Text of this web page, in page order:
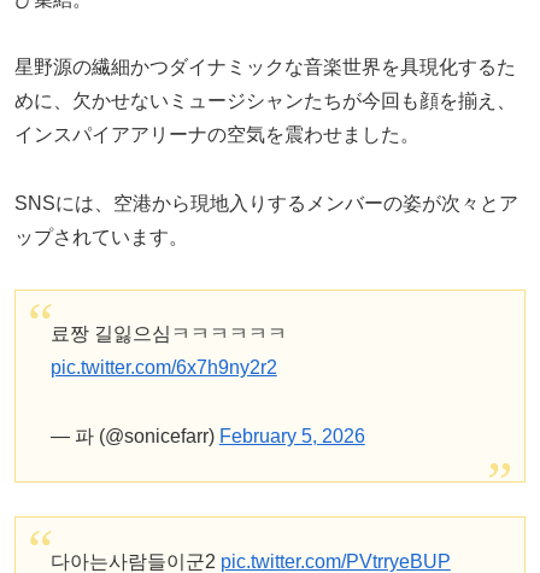
星野源の繊細かつダイナミックな音楽世界を具現化するた
めに、欠かせないミュージシャンたちが今回も顔を揃え、
インスパイアアリーナの空気を震わせました。
SNSには、空港から現地入りするメンバーの姿が次々とア
ップされています。
료짱 길잃으심ㅋㅋㅋㅋㅋㅋ
pic.twitter.com/6x7h9ny2r2
— 파 (@sonicefarr) February 5, 2026
다아는사람들이군2 pic.twitter.com/PVtrryeBUP